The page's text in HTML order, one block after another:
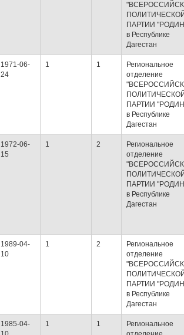
ПАРТИИ
в Республике
Дагестан
1971-06-
24
1 1
Региональное
отделение
ПАРТИИ
в Республике
Дагестан
1972-06-
15
1 2
Региональное
отделение
ПАРТИИ
в Республике
Дагестан
1989-04-
10
1 2
Региональное
отделение
ПАРТИИ
в Республике
Дагестан
1985-04-
1 1
Региональное